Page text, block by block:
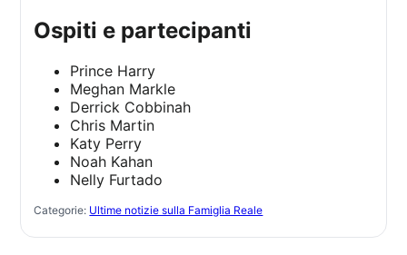
ospiti e partecipanti
Prince Harry
Meghan Markle
Derrick Cobbinah
Chris Martin
Katy Perry
Noah Kahan
Nelly Furtado
Categorie: Ultime notizie sulla Famiglia Reale